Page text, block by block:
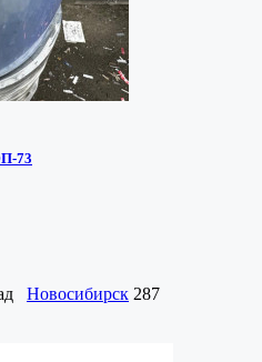
73
Новосибирск 287